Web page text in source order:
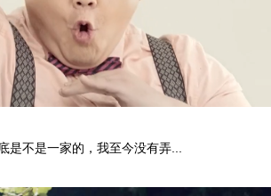
是不是一家的，我至今没有弄...